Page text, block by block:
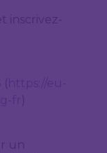
inscrivez-
(
)
un